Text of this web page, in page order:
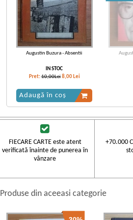
Augustin Buzura - Absentii
IN STOC
Pret:10,00Lei 8,00 Lei
Adaugă în coș
FIECARE CARTE este atent
verificată înainte de punerea în
vânzare
+70.000
Produse din aceeasi categorie